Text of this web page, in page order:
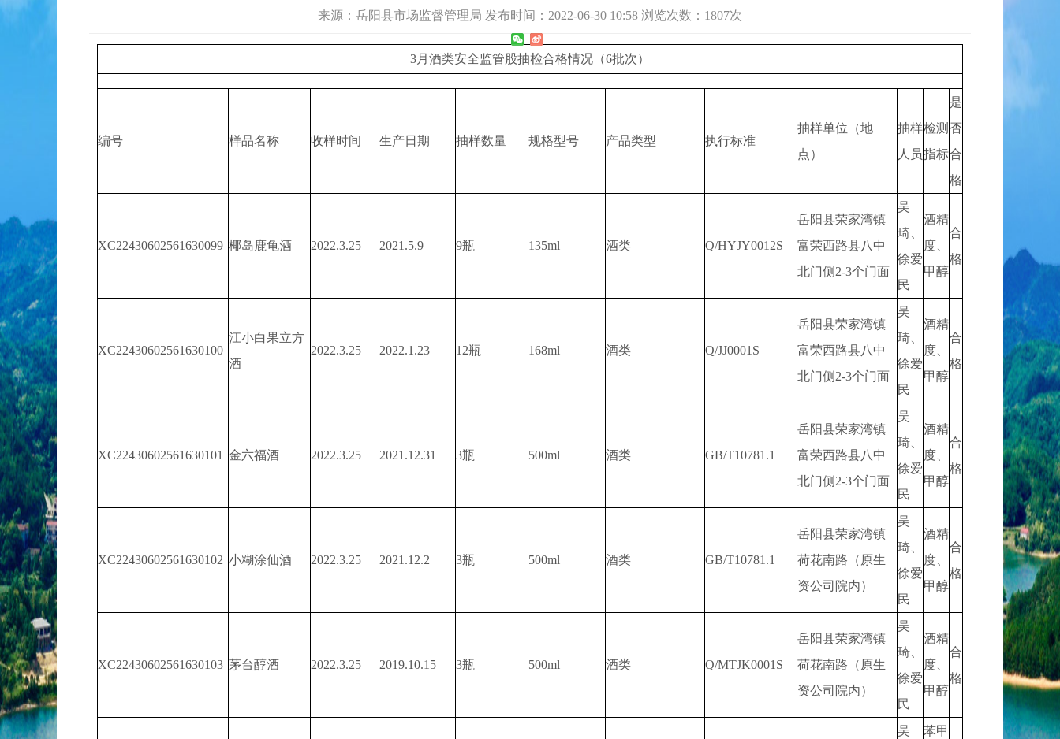
来源：岳阳县市场监督管理局 发布时间：2022-06-30 10:58 浏览次数： 1807次
3月酒类安全监管股抽检合格情况（6批次）
编号 样品名称 收样时间 生产日期 抽样数量 规格型号 产品类型 执行标准
抽样单位（地
点）
抽样
人员
检测
指标
是
否
合
格
XC22430602561630099 椰岛鹿龟酒 2022.3.25 2021.5.9 9瓶 135ml 酒类 Q/HYJY0012S
岳阳县荣家湾镇
富荣西路县八中
北门侧2-3个门面
吴
琦、
徐爱
民
酒精
度、
甲醇
合
格
XC22430602561630100
江小白果立方
酒
2022.3.25 2022.1.23 12瓶 168ml 酒类 Q/JJ0001S
岳阳县荣家湾镇
富荣西路县八中
北门侧2-3个门面
吴
琦、
徐爱
民
酒精
度、
甲醇
合
格
XC22430602561630101 金六福酒 2022.3.25 2021.12.31 3瓶 500ml 酒类 GB/T10781.1
岳阳县荣家湾镇
富荣西路县八中
北门侧2-3个门面
吴
琦、
徐爱
民
酒精
度、
甲醇
合
格
XC22430602561630102 小糊涂仙酒 2022.3.25 2021.12.2 3瓶 500ml 酒类 GB/T10781.1
岳阳县荣家湾镇
荷花南路（原生
资公司院内）
吴
琦、
徐爱
民
酒精
度、
甲醇
合
格
XC22430602561630103 茅台醇酒 2022.3.25 2019.10.15 3瓶 500ml 酒类 Q/MTJK0001S
岳阳县荣家湾镇
荷花南路（原生
资公司院内）
吴
琦、
徐爱
民
酒精
度、
甲醇
合
格
吴 苯甲